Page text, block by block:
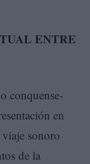
ENTRE
conquense-
en
sonoro
de la